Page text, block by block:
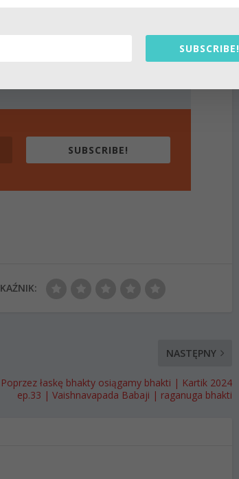
SUBSCRIBE!
NASTĘPNY
Poprzez łaskę bhakty osiągamy bhakti | Kartik 2024
ep.33 | Vaishnavapada Babaji | raganuga bhakti
SUBSCRIBE!